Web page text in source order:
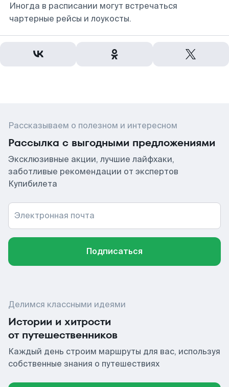
Иногда в расписании могут встречаться
чартерные рейсы и лоукосты.
Рассказываем о полезном и интересном
Рассылка с выгодными предложениями
Эксклюзивные акции, лучшие лайфхаки,
заботливые рекомендации от экспертов
Купибилета
Электронная почта
Подписаться
Делимся классными идеями
Истории и хитрости
от путешественников
Каждый день строим маршруты для вас, используя
собственные знания о путешествиях